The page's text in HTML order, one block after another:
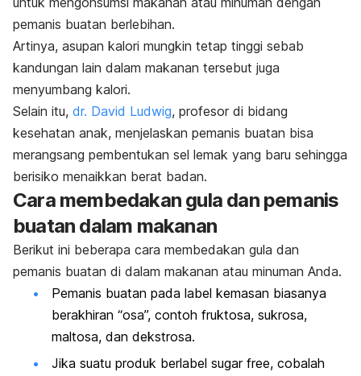
pemanis buatan berlebihan.
Artinya, asupan kalori mungkin tetap tinggi sebab
kandungan lain dalam makanan tersebut juga
menyumbang kalori.
Selain itu, dr. David Ludwig, profesor di bidang
kesehatan anak, menjelaskan pemanis buatan bisa
merangsang pembentukan sel lemak yang baru sehingga
berisiko menaikkan berat badan.
Cara membedakan gula dan pemanis
buatan dalam makanan
Berikut ini beberapa cara membedakan gula dan
pemanis buatan di dalam makanan atau minuman Anda.
Pemanis buatan pada label kemasan biasanya
berakhiran “osa”, contoh fruktosa, sukrosa,
maltosa, dan dekstrosa.
Jika suatu produk berlabel sugar free, cobalah